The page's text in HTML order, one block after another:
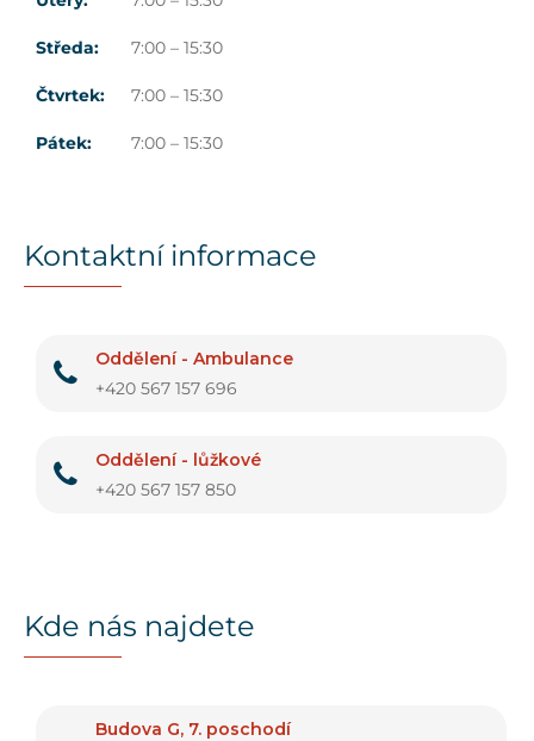
Středa: 7:00 – 15:30
Čtvrtek: 7:00 – 15:30
Pátek: 7:00 – 15:30
Kontaktní informace
Oddělení - Ambulance
+420 567 157 696
Oddělení - lůžkové
+420 567 157 850
Kde nás najdete
Budova G, 7. poschodí